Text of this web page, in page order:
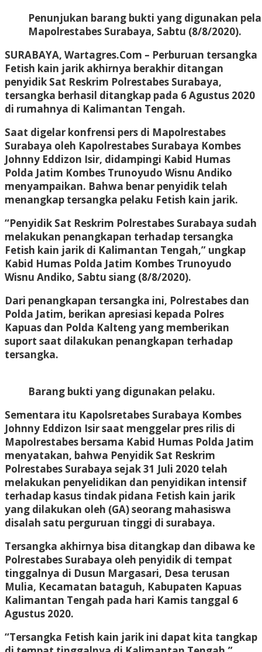
Penunjukan barang bukti yang digunakan
Mapolrestabes Surabaya, Sabtu (8/8/2020).
SURABAYA, Wartagres.Com – Perburuan tersangka
Fetish kain jarik akhirnya berakhir ditangan
penyidik Sat Reskrim Polrestabes Surabaya,
tersangka berhasil ditangkap pada 6 Agustus 2020
di rumahnya di Kalimantan Tengah.
Saat digelar konfrensi pers di Mapolrestabes
Surabaya oleh Kapolrestabes Surabaya Kombes
Johnny Eddizon Isir, didampingi Kabid Humas
Polda Jatim Kombes Trunoyudo Wisnu Andiko
menyampaikan. Bahwa benar penyidik telah
menangkap tersangka pelaku Fetish kain jarik.
“Penyidik Sat Reskrim Polrestabes Surabaya sudah
melakukan penangkapan terhadap tersangka
Fetish kain jarik di Kalimantan Tengah,” ungkap
Kabid Humas Polda Jatim Kombes Trunoyudo
Wisnu Andiko, Sabtu siang (8/8/2020).
Dari penangkapan tersangka ini, Polrestabes dan
Polda Jatim, berikan apresiasi kepada Polres
Kapuas dan Polda Kalteng yang memberikan
suport saat dilakukan penangkapan terhadap
tersangka.
Barang bukti yang digunakan pelaku.
Sementara itu Kapolsretabes Surabaya Kombes
Johnny Eddizon Isir saat menggelar pres rilis di
Mapolrestabes bersama Kabid Humas Polda Jatim
menyatakan, bahwa Penyidik Sat Reskrim
Polrestabes Surabaya sejak 31 Juli 2020 telah
melakukan penyelidikan dan penyidikan intensif
terhadap kasus tindak pidana Fetish kain jarik
yang dilakukan oleh (GA) seorang mahasiswa
disalah satu perguruan tinggi di surabaya.
Tersangka akhirnya bisa ditangkap dan dibawa ke
Polrestabes Surabaya oleh penyidik di tempat
tinggalnya di Dusun Margasari, Desa terusan
Mulia, Kecamatan bataguh, Kabupaten Kapuas
Kalimantan Tengah pada hari Kamis tanggal 6
Agustus 2020.
“Tersangka Fetish kain jarik ini dapat kita tangkap